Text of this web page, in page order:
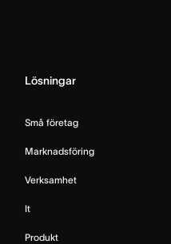
Lösningar
Små företag
Marknadsföring
Verksamhet
It
Produkt